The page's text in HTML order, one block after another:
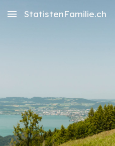
Skip to main content
StatistenFamilie.ch